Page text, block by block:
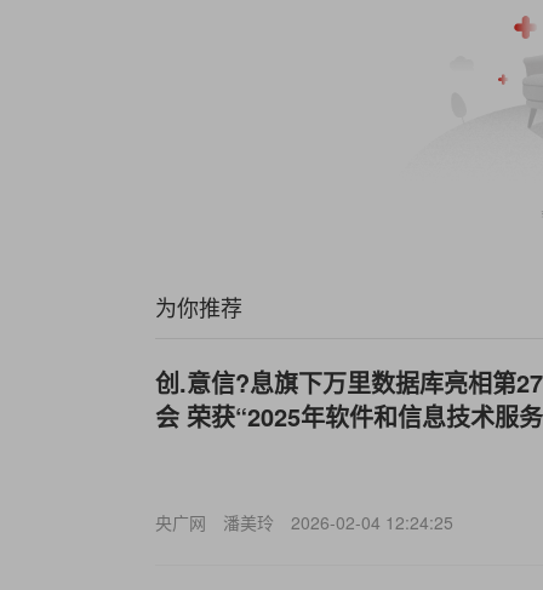
为你推荐
创.意信?息旗下万里数据库亮相第
会 荣获“2025年软件和信息技术服
央广网 潘美玲 2026-02-04 12:24:25